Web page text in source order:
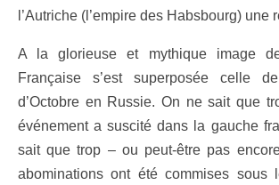
l’Autriche (l’empire des Habsbourg) une
A la glorieuse et mythique image
Française s’est superposée celle
d’Octobre en Russie. On ne sait que
événement a suscité dans la gauche
sait que trop – ou peut-être pas
abominations ont été commises sous